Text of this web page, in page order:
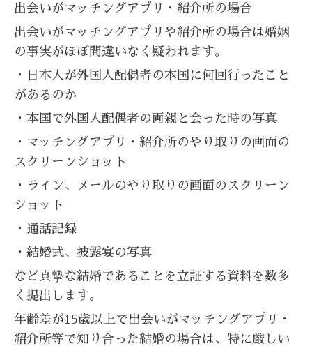
出会いがマッチングアプリ・紹介所の場合
出会いがマッチングアプリや紹介所の場合は婚姻
の事実がほぼ間違いなく疑われます。
・日本人が外国人配偶者の本国に何回行ったこと
があるのか
・本国で外国人配偶者の両親と会った時の写真
・マッチングアプリ・紹介所のやり取りの画面の
スクリーンショット
・ライン、メールのやり取りの画面のスクリーン
ショット
・通話記録
・結婚式、披露宴の写真
など真摯な結婚であることを立証する資料を数多
く提出します。
年齢差が15歳以上で出会いがマッチングアプリ・
紹介所等で知り合った結婚の場合は、特に厳しい